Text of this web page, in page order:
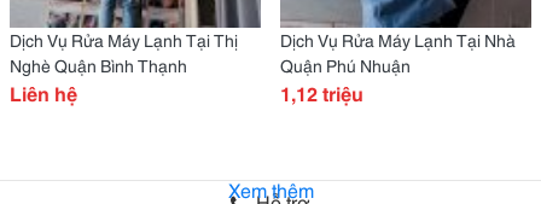
Dịch Vụ Rửa Máy Lạnh Tại Thị
Nghè Quận Bình Thạnh
Liên hệ
Dịch Vụ Rửa Máy Lạnh Tại Nhà
Quận Phú Nhuận
1,12 triệu
Xem thêm